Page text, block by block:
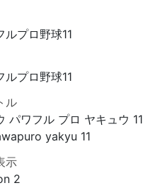
ルプロ野球11
ルプロ野球11
ル
パワフル プロ ヤキュウ 11
yakyu 11
示
2